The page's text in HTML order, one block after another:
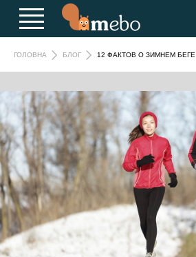
ГОЛОВНА БЛОГ 12 ФАКТОВ О ЗИМНЕМ БЕГЕ